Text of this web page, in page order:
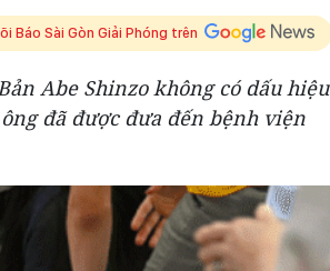
Báo Sài Gòn Giải Phóng trên
Abe Shinzo không có dấu hiệu
đã được đưa đến bệnh viện